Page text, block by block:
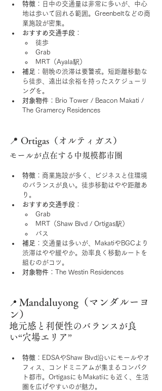
特徴 ：日中の交通量は非常に多いが、中心
地は歩いて回れる範囲。Greenbeltなどの商
業施設が密集。
おすすめ交通手段 ：
徒歩
Grab
MRT（Ayala駅）
補足 ：朝晩の渋滞は要警戒。短距離移動な
ら徒歩、遠出は余裕を持ったスケジューリ
ングを。
対象物件 ：Brio Tower / Beacon Makati /
The Gramercy Residences
📍 Ortigas（オルティガス）
モールが点在する中規模都市圏
特徴 ：商業施設が多く、ビジネスと住環境
のバランスが良い。徒歩移動はやや距離あ
り。
おすすめ交通手段 ：
Grab
MRT（Shaw Blvd / Ortigas駅）
バス
補足 ：交通量は多いが、MakatiやBGCより
渋滞はやや緩やか。効率良く移動ルートを
組むのがコツ。
対象物件 ：The Westin Residences
📍 Mandaluyong（マンダルーヨ
ン）
地元感と利便性のバランスが良
い“穴場エリア”
特徴 ：EDSAやShaw Blvd沿いにモールやオ
フィス、コンドミニアムが集まるコンパク
ト都市。OrtigasにもMakatiにも近く、生活
圏を広げやすいのが魅力。